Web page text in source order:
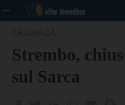
Strembo,
sul Sarca